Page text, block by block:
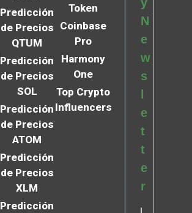
Predicción
de Precios
QTUM
Predicción
de Precios
SOL
Predicción
de Precios
ATOM
Predicción
de Precios
XLM
Predicción
Token
Coinbase
Pro
Harmony
One
Top Crypto
Influencers
N
e
w
s
e
t
t
e
r